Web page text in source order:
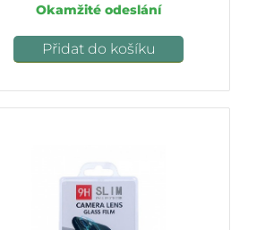
Okamžité odeslání
Přidat do košíku